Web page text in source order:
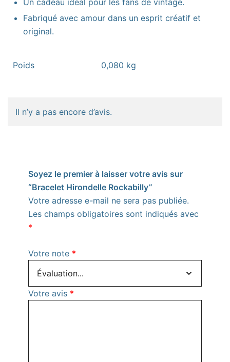
Un cadeau idéal pour les fans de vintage.
Fabriqué avec amour dans un esprit créatif et
original.
Poids 0,080 kg
Il n’y a pas encore d’avis.
Soyez le premier à laisser votre avis sur
“Bracelet Hirondelle Rockabilly”
Votre adresse e-mail ne sera pas publiée.
Les champs obligatoires sont indiqués avec
*
Votre note *
Votre avis *